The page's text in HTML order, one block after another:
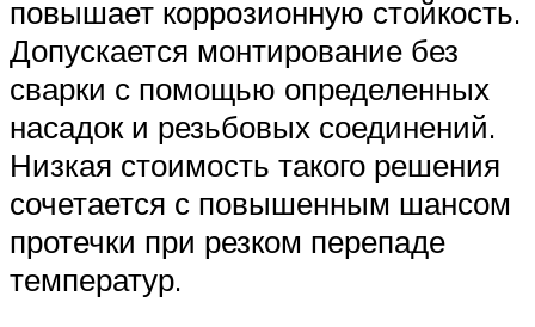
повышает коррозионную стойкость.
Допускается монтирование без
сварки с помощью определенных
насадок и резьбовых соединений.
Низкая стоимость такого решения
сочетается с повышенным шансом
протечки при резком перепаде
температур.